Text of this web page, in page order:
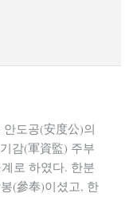
도공(安度公)의
감(軍資監) 주부
로 하였다. 한분
(參奉)이셨고, 한